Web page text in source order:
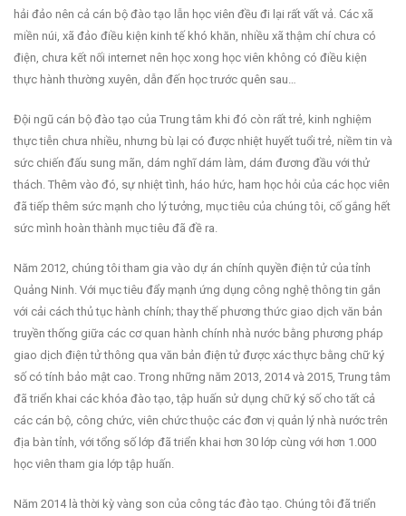
hải đảo nên cả cán bộ đào tạo lẫn học viên đều đi lại rất vất vả. Các xã
miền núi, xã đảo điều kiện kinh tế khó khăn, nhiều xã thậm chí chưa có
điện, chưa kết nối internet nên học xong học viên không có điều kiện
thực hành thường xuyên, dẫn đến học trước quên sau…
Đội ngũ cán bộ đào tạo của Trung tâm khi đó còn rất trẻ, kinh nghiệm
thực tiễn chưa nhiều, nhưng bù lại có được nhiệt huyết tuổi trẻ, niềm tin và
sức chiến đấu sung mãn, dám nghĩ dám làm, dám đương đầu với thử
thách. Thêm vào đó, sự nhiệt tình, háo hức, ham học hỏi của các học viên
đã tiếp thêm sức mạnh cho lý tưởng, mục tiêu của chúng tôi, cố gắng hết
sức mình hoàn thành mục tiêu đã đề ra.
Năm 2012, chúng tôi tham gia vào dự án chính quyền điện tử của tỉnh
Quảng Ninh. Với mục tiêu đẩy mạnh ứng dụng công nghệ thông tin gắn
với cải cách thủ tục hành chính; thay thế phương thức giao dịch văn bản
truyền thống giữa các cơ quan hành chính nhà nước bằng phương pháp
giao dịch điện tử thông qua văn bản điện tử được xác thực bằng chữ ký
số có tính bảo mật cao. Trong những năm 2013, 2014 và 2015, Trung tâm
đã triển khai các khóa đào tạo, tập huấn sử dụng chữ ký số cho tất cả
các cán bộ, công chức, viên chức thuộc các đơn vị quản lý nhà nước trên
địa bàn tỉnh, với tổng số lớp đã triển khai hơn 30 lớp cùng với hơn 1.000
học viên tham gia lớp tập huấn.
Năm 2014 là thời kỳ vàng son của công tác đào tạo. Chúng tôi đã triển